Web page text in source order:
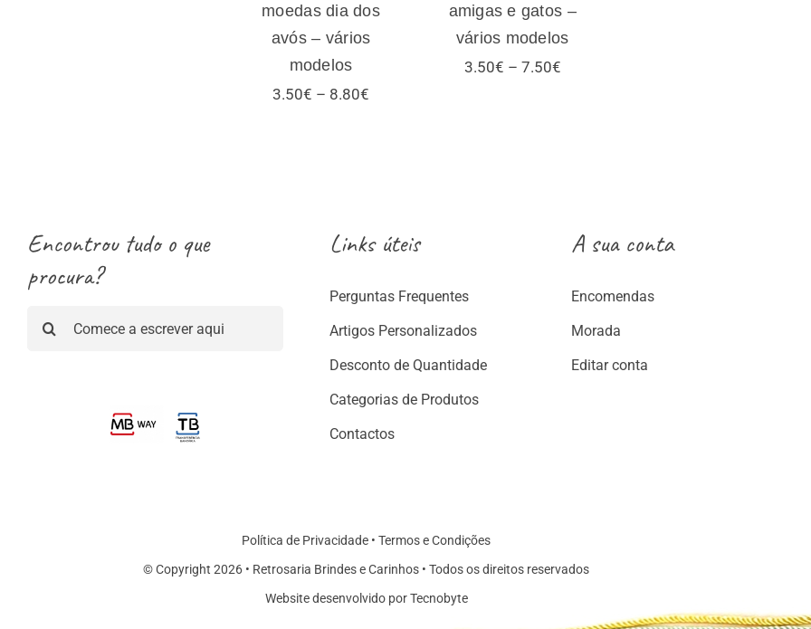
moedas dia dos
avós – vários
modelos
3.50€ – 8.80€
amigas e gatos –
vários modelos
3.50€ – 7.50€Price
Encontrou tudo o que
procura?
Links úteis
Perguntas Frequentes
Artigos Personalizados
Desconto de Quantidade
Categorias de Produtos
Contactos
A sua conta
Encomendas
Morada
Editar conta
Política de Privacidade •Termos e Condições
© Copyright 2026 • Retrosaria Brindes e Carinhos • Todos os direitos reservados
Website desenvolvido por Tecnobyte